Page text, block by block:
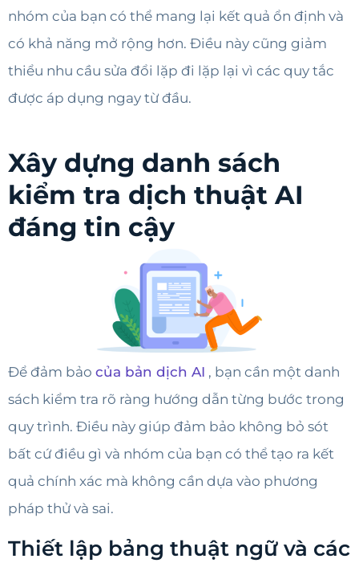
nhóm của bạn có thể mang lại kết quả ổn định và
có khả năng mở rộng hơn. Điều này cũng giảm
thiểu nhu cầu sửa đổi lặp đi lặp lại vì các quy tắc
được áp dụng ngay từ đầu.
Xây dựng danh sách
kiểm tra dịch thuật AI
đáng tin cậy
Để đảm bảo của bản dịch AI , bạn cần một danh
sách kiểm tra rõ ràng hướng dẫn từng bước trong
quy trình. Điều này giúp đảm bảo không bỏ sót
bất cứ điều gì và nhóm của bạn có thể tạo ra kết
quả chính xác mà không cần dựa vào phương
pháp thử và sai.
Thiết lập bảng thuật ngữ và các